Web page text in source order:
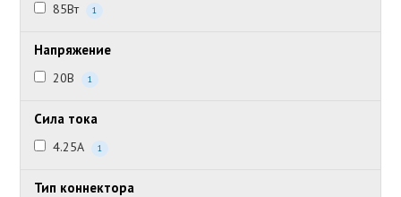
85Вт 1
Напряжение
20В 1
Сила тока
4.25А 1
Тип коннектора